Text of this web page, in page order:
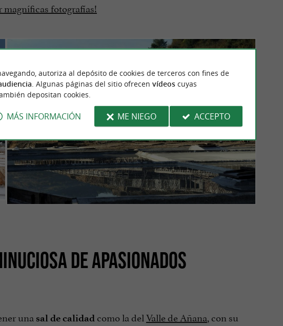
magníficas fotografías!
DE APASIONADOS
una sal de calidad como la delValle de Añana, con su
autoriza al depósito de cookies de terceros con fines de
. Algunas páginas del sitio ofrecen vídeoscuyas
depositan cookies.
MÁS INFORMACIÓN ME NIEGO ACCEPTO